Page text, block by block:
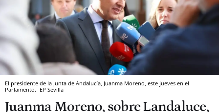
El presidente de la Junta de Andalucía, Juanma Moreno, este jueves en el
Parlamento. EP Sevilla
Juanma Moreno, sobre Landaluce,